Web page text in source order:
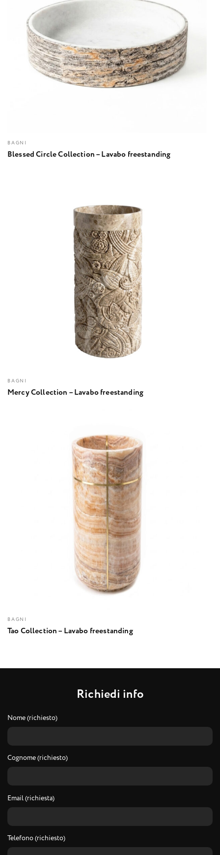
BAGNI
Blessed Circle Collection – Lavabo freestanding
BAGNI
Mercy Collection – Lavabo freestanding
BAGNI
Tao Collection – Lavabo freestanding
Richiedi info
Nome (richiesto)
Cognome (richiesto)
Email (richiesta)
Telefono (richiesto)